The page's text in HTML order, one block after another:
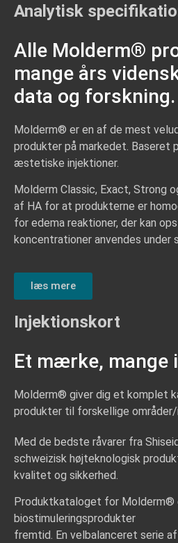
Analytisk
Alle Molderm®
mange års
data og forskning.
Molderm® er en af de mest
produkter på markedet. Baseret
æstetiske injektioner.
Molderm Classic, Exact, Strong
af HA for at produkterne er
for edema reaktioner, der kan
koncentrationer anvendes under
læs mere
Injektionskort
Et mærke, mange
Molderm® giver dig et komplet
produkter til forskellige områder/
Med de bedste råvarer fra
schweizisk højteknologisk
kvalitet og sikkerhed.
Produktkataloget for Molderm®
biostimuleringsprodukter
fremtid. En velbalanceret serie